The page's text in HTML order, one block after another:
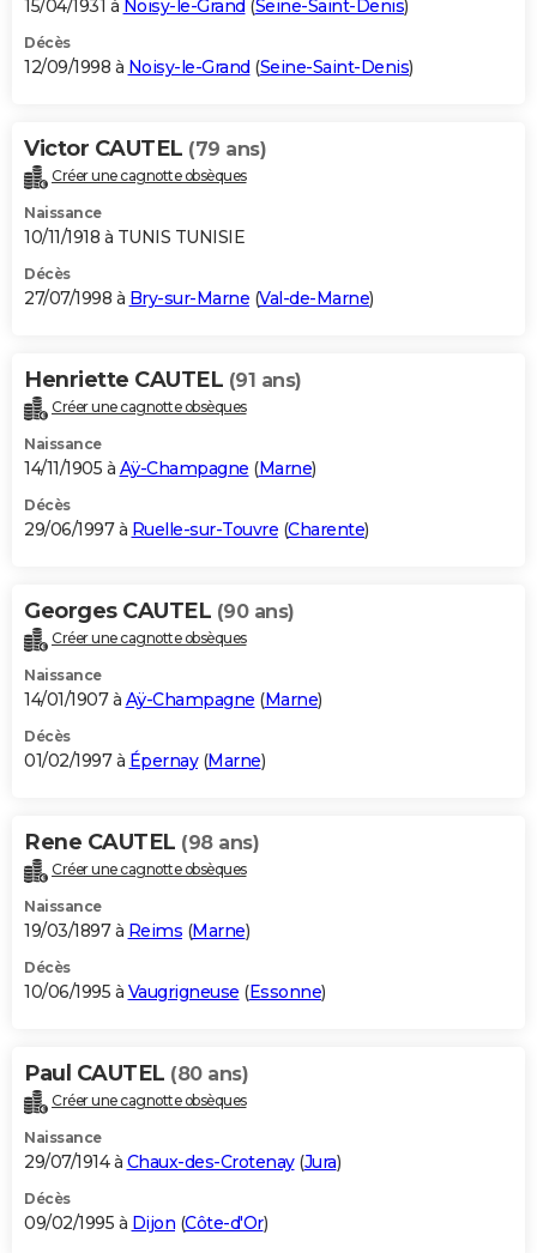
15/04/1931 à Noisy-le-Grand (Seine-Saint-Denis)
Décès
12/09/1998 à Noisy-le-Grand (Seine-Saint-Denis)
Victor CAUTEL (79 ans)
Créer une cagnotte obsèques
Naissance
10/11/1918 à TUNIS TUNISIE
Décès
27/07/1998 à Bry-sur-Marne (Val-de-Marne)
Henriette CAUTEL (91 ans)
Créer une cagnotte obsèques
Naissance
14/11/1905 à Aÿ-Champagne (Marne)
Décès
29/06/1997 à Ruelle-sur-Touvre (Charente)
Georges CAUTEL (90 ans)
Créer une cagnotte obsèques
Naissance
14/01/1907 à Aÿ-Champagne (Marne)
Décès
01/02/1997 à Épernay(Marne)
Rene CAUTEL (98 ans)
Créer une cagnotte obsèques
Naissance
19/03/1897 à Reims (Marne)
Décès
10/06/1995 à Vaugrigneuse (Essonne)
Paul CAUTEL (80 ans)
Créer une cagnotte obsèques
Naissance
29/07/1914 à Chaux-des-Crotenay(Jura)
Décès
09/02/1995 à Dijon (Côte-d'Or)